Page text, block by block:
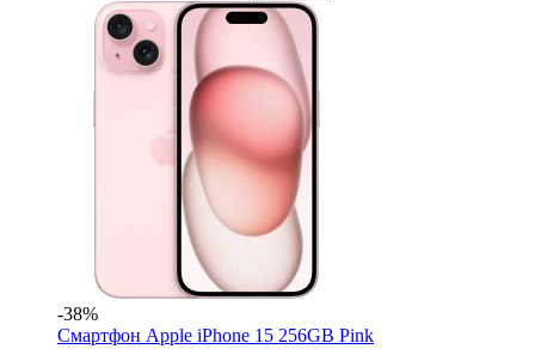
-38%
Смартфон Apple iPhone 15 256GB Pink